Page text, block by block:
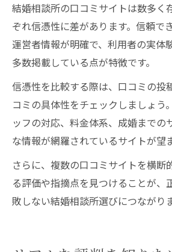
結婚相談所の口コミサイトは数多く
ぞれ信憑性に差があります。信頼で
運営者情報が明確で、利用者の実体
多数掲載している点が特徴です。
信憑性を比較する際は、口コミの投
コミの具体性をチェックしましょう
ッフの対応、料金体系、成婚までの
な情報が網羅されているサイトが望
さらに、複数の口コミサイトを横断
る評価や指摘点を見つけることが、
敗しない結婚相談所選びにつながりま